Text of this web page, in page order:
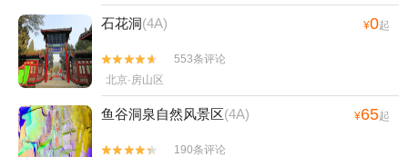
石花洞(4A) ¥0起


553条评论
北京·房山区
鱼谷洞泉自然风景区(4A) ¥65起


190条评论